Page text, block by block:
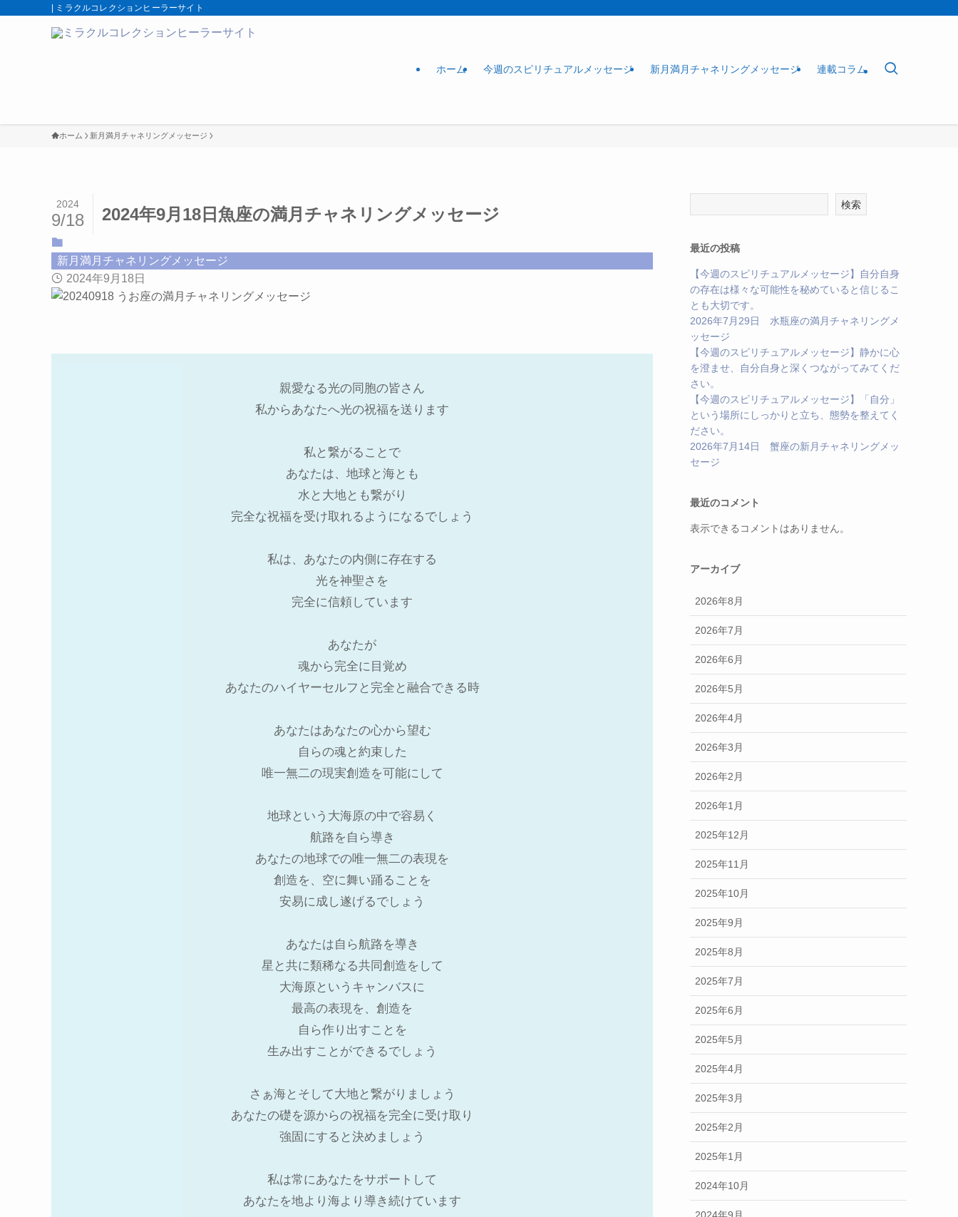
| ミラクルコレクションヒーラーサイト
ホーム 今週のスピリチュアルメッセージ 新月満月チャネリングメッセージ 連載コラム
ホーム 新月満月チャネリングメッセージ
2024年9月18日魚座の満月チャネリングメッセージ
2024
9/18
新月満月チャネリングメッセージ
2024年9月18日
親愛なる光の同胞の皆さん
私からあなたへ光の祝福を送ります
私と繋がることで
あなたは、地球と海とも
水と大地とも繋がり
完全な祝福を受け取れるようになるでしょう
私は、あなたの内側に存在する
光を神聖さを
完全に信頼しています
あなたが
魂から完全に目覚め
あなたのハイヤーセルフと完全と融合できる時
あなたはあなたの心から望む
自らの魂と約束した
唯一無二の現実創造を可能にして
地球という大海原の中で容易く
航路を自ら導き
あなたの地球での唯一無二の表現を
創造を、空に舞い踊ることを
安易に成し遂げるでしょう
あなたは自ら航路を導き
星と共に類稀なる共同創造をして
大海原というキャンバスに
最高の表現を、創造を
自ら作り出すことを
生み出すことができるでしょう
さぁ海とそして大地と繋がりましょう
あなたの礎を源からの祝福を完全に受け取り
強固にすると決めましょう
私は常にあなたをサポートして
あなたを地より海より導き続けています
検索
最近の投稿
【今週のスピリチュアルメッセージ】自分自身
の存在は様々な可能性を秘めていると信じるこ
とも大切です。
2026年7月29日 水瓶座の満月チャネリングメ
ッセージ
【今週のスピリチュアルメッセージ】静かに心
を澄ませ、自分自身と深くつながってみてくだ
さい。
【今週のスピリチュアルメッセージ】「自分」
という場所にしっかりと立ち、態勢を整えてく
ださい。
2026年7月14日 蟹座の新月チャネリングメッ
セージ
最近のコメント
表示できるコメントはありません。
アーカイブ
2026年8月
2026年7月
2026年6月
2026年5月
2026年4月
2026年3月
2026年2月
2026年1月
2025年12月
2025年11月
2025年10月
2025年9月
2025年8月
2025年7月
2025年6月
2025年5月
2025年4月
2025年3月
2025年2月
2025年1月
2024年10月
2024年9月